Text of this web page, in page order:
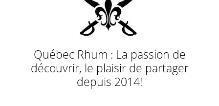
Québec Rhum : La passion de
découvrir, le plaisir de partager
depuis 2014!